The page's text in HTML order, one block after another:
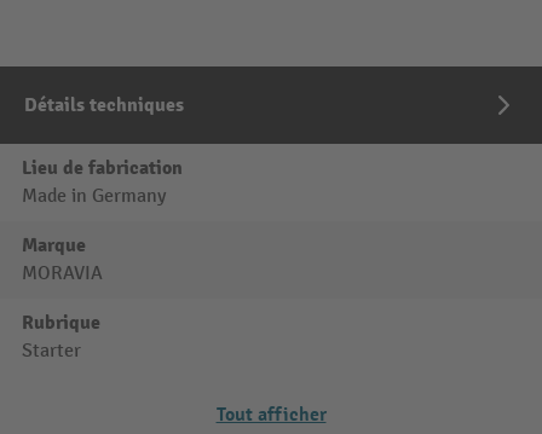
Détails techniques
Lieu de fabrication
Made in Germany
Marque
MORAVIA
Rubrique
Starter
Tout afficher